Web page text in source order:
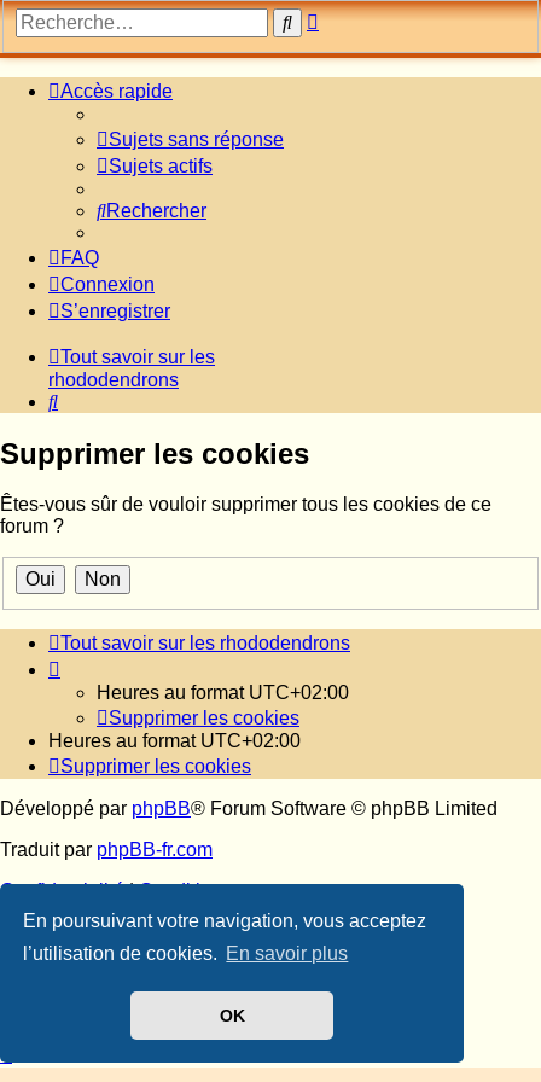
En poursuivant votre navigation, vous acceptez
l’utilisation de cookies. En savoir plus
OK
Rechercher
Recherche
Accès rapide
Sujets sans réponse
Sujets actifs
Rechercher
FAQ
Connexion
S’enregistrer
Tout savoir sur les
rhododendrons
Rechercher
Supprimer les cookies
Êtes-vous sûr de vouloir supprimer tous les cookies de ce
forum ?
Tout savoir sur les rhododendrons
Heures au format UTC+02:00
Supprimer les cookies
Heures au format UTC+02:00
Supprimer les cookies
Développé par phpBB® Forum Software © phpBB Limited
Traduit par phpBB-fr.com
Confidentialité |Conditions